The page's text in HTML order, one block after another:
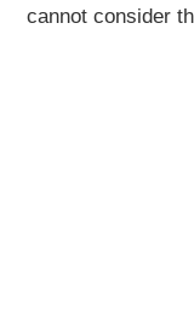
cannot consider